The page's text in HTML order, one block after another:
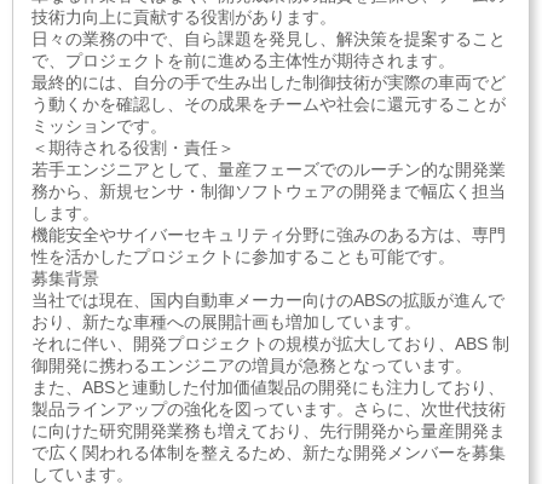
技術力向上に貢献する役割があります。
日々の業務の中で、自ら課題を発見し、解決策を提案すること
で、プロジェクトを前に進める主体性が期待されます。
最終的には、自分の手で生み出した制御技術が実際の車両でど
う動くかを確認し、その成果をチームや社会に還元することが
ミッションです。
＜期待される役割・責任＞
若手エンジニアとして、量産フェーズでのルーチン的な開発業
務から、新規センサ・制御ソフトウェアの開発まで幅広く担当
します。
機能安全やサイバーセキュリティ分野に強みのある方は、専門
性を活かしたプロジェクトに参加することも可能です。
募集背景
当社では現在、国内自動車メーカー向けのABSの拡販が進んで
おり、新たな車種への展開計画も増加しています。
それに伴い、開発プロジェクトの規模が拡大しており、ABS 制
御開発に携わるエンジニアの増員が急務となっています。
また、ABSと連動した付加価値製品の開発にも注力しており、
製品ラインアップの強化を図っています。さらに、次世代技術
に向けた研究開発業務も増えており、先行開発から量産開発ま
で広く関われる体制を整えるため、新たな開発メンバーを募集
しています。